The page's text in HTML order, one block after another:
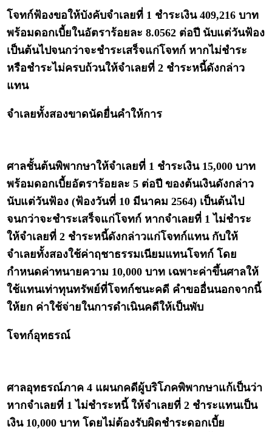
โจทก์ฟ้องขอให้บังคับจำเลยที่ 1 ชำระเงิน 409,216 บาท
พร้อมดอกเบี้ยในอัตราร้อยละ 8.0562 ต่อปี นับแต่วันฟ้อง
เป็นต้นไปจนกว่าจะชำระเสร็จแก่โจทก์ หากไม่ชำระ
หรือชำระไม่ครบถ้วนให้จำเลยที่ 2 ชำระหนี้ดังกล่าว
แทน
จำเลยทั้งสองขาดนัดยื่นคำให้การ
ศาลชั้นต้นพิพากษาให้จำเลยที่ 1 ชำระเงิน 15,000 บาท
พร้อมดอกเบี้ยอัตราร้อยละ 5 ต่อปี ของต้นเงินดังกล่าว
นับแต่วันฟ้อง (ฟ้องวันที่ 10 มีนาคม 2564) เป็นต้นไป
จนกว่าจะชำระเสร็จแก่โจทก์ หากจำเลยที่ 1 ไม่ชำระ
ให้จำเลยที่ 2 ชำระหนี้ดังกล่าวแก่โจทก์แทน กับให้
จำเลยทั้งสองใช้ค่าฤชาธรรมเนียมแทนโจทก์ โดย
กำหนดค่าทนายความ 10,000 บาท เฉพาะค่าขึ้นศาลให้
ใช้แทนเท่าทุนทรัพย์ที่โจทก์ชนะคดี คำขออื่นนอกจากนี้
ให้ยก ค่าใช้จ่ายในการดำเนินคดีให้เป็นพับ
โจทก์อุทธรณ์
ศาลอุทธรณ์ภาค 4 แผนกคดีผู้บริโภคพิพากษาแก้เป็นว่า
หากจำเลยที่ 1 ไม่ชำระหนี้ ให้จำเลยที่ 2 ชำระแทนเป็น
เงิน 10,000 บาท โดยไม่ต้องรับผิดชำระดอกเบี้ย